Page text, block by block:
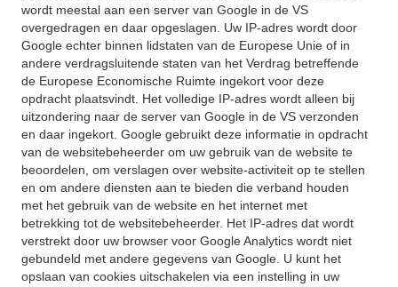
wordt meestal aan een server van Google in de VS
overgedragen en daar opgeslagen. Uw IP-adres wordt door
Google echter binnen lidstaten van de Europese Unie of in
andere verdragsluitende staten van het Verdrag betreffende
de Europese Economische Ruimte ingekort voor deze
opdracht plaatsvindt. Het volledige IP-adres wordt alleen bij
uitzondering naar de server van Google in de VS verzonden
en daar ingekort. Google gebruikt deze informatie in opdracht
van de websitebeheerder om uw gebruik van de website te
beoordelen, om verslagen over website-activiteit op te stellen
en om andere diensten aan te bieden die verband houden
met het gebruik van de website en het internet met
betrekking tot de websitebeheerder. Het IP-adres dat wordt
verstrekt door uw browser voor Google Analytics wordt niet
gebundeld met andere gegevens van Google. U kunt het
opslaan van cookies uitschakelen via een instelling in uw